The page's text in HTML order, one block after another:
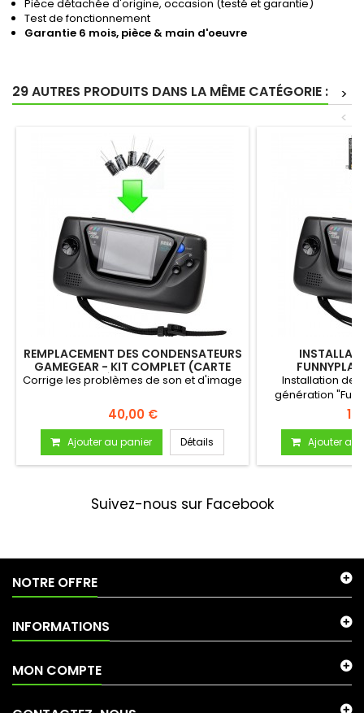
Pièce détachée d'origine, occasion (testé et garantie)
Test de fonctionnement
Garantie 6 mois, pièce & main d'oeuvre
29 AUTRES PRODUITS DANS LA MÊME CATÉGORIE :
>
<
REMPLACEMENT DES CONDENSATEURS
GAMEGEAR - KIT COMPLET (CARTE
MÈRE & SON)
Corrige les problèmes de son et d'image
40,00 €
Ajouter au panier Détails
Installation de
génération
Ajouter au
Suivez-nous sur Facebook
NOTRE OFFRE
INFORMATIONS
MON COMPTE